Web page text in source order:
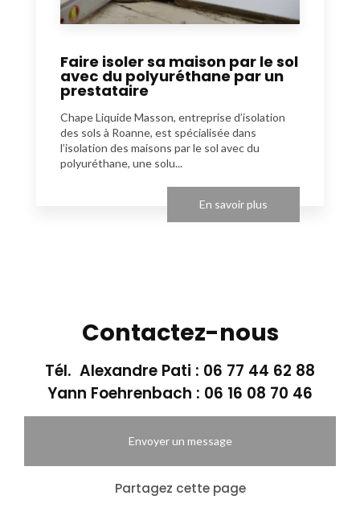
Faire isoler sa maison par le sol
avec du polyuréthane par un
prestataire
Chape Liquide Masson, entreprise d’isolation
des sols à Roanne, est spécialisée dans
l’isolation des maisons par le sol avec du
polyuréthane, une solu...
En savoir plus
Contactez-nous
Tél. Alexandre Pati : 06 77 44 62 88
Yann Foehrenbach : 06 16 08 70 46
Envoyer un message
Partagez cette page